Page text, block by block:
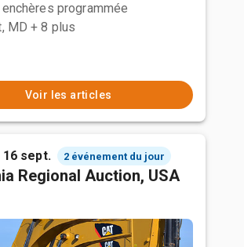
programmée
MD + 8 plus
Voir les articles
16 sept. 2 événement du jour
Regional Auction, USA